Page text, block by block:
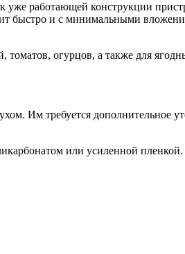
к уже работающей конструкции
быстро и с минимальными
огурцов, а также для
Им требуется дополнительное
или усиленной